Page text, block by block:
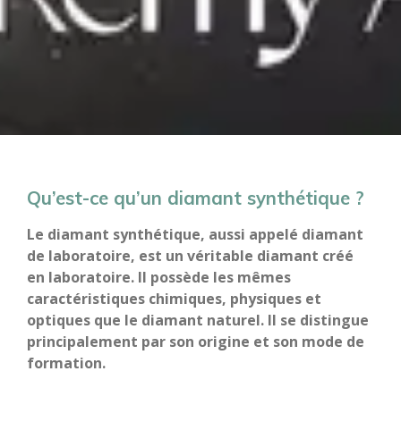
Qu’est-ce qu’un diamant synthétique ?
Le diamant synthétique, aussi appelé diamant
de laboratoire, est un véritable diamant créé
en laboratoire. Il possède les mêmes
caractéristiques chimiques, physiques et
optiques que le diamant naturel. Il se distingue
principalement par son origine et son mode de
formation.